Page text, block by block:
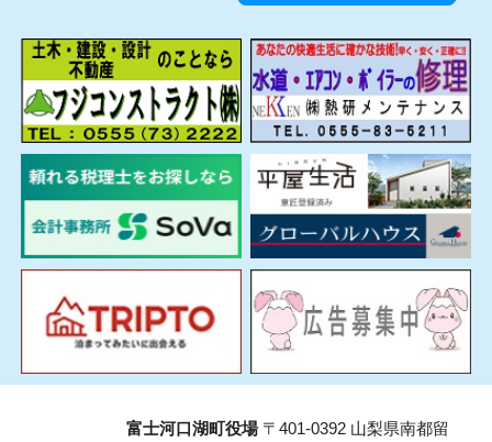
富士河口湖町役場〒401-0392 山梨県南都留